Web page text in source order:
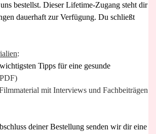
bestellst. Dieser Lifetime-Zugang steht dir
dauerhaft zur Verfügung. Du schließt
:
Tipps für eine gesunde
mit Interviews und Fachbeiträgen
deiner Bestellung senden wir dir eine